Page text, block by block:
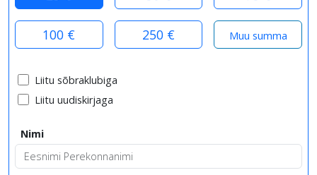
100 € 250 €
Liitu sõbraklubiga
Liitu uudiskirjaga
Nimi